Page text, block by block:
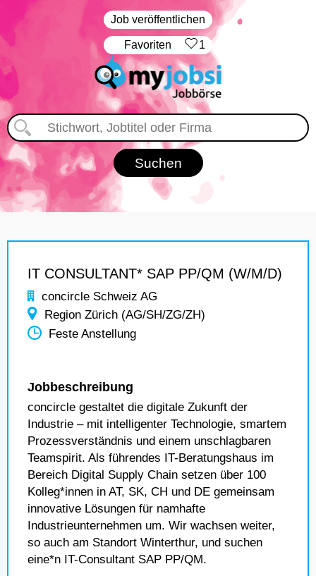
Job veröffentlichen
‏Favoriten 1
IT CONSULTANT* SAP PP/QM (W/M/D)
concircle Schweiz AG
Region Zürich (AG/SH/ZG/ZH)
Feste Anstellung
Jobbeschreibung
concircle gestaltet die digitale Zukunft der
Industrie – mit intelligenter Technologie, smartem
Prozessverständnis und einem unschlagbaren
Teamspirit. Als führendes IT-Beratungshaus im
Bereich Digital Supply Chain setzen über 100
Kolleg*innen in AT, SK, CH und DE gemeinsam
innovative Lösungen für namhafte
Industrieunternehmen um. Wir wachsen weiter,
so auch am Standort Winterthur, und suchen
eine*n IT-Consultant SAP PP/QM.